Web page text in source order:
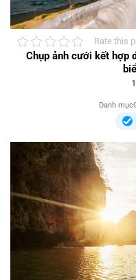
Rate this
Chụp ảnh cưới kết hợp
Danh